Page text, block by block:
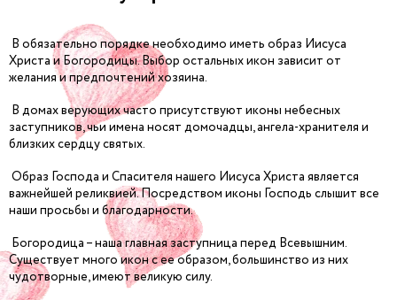
В обязательно порядке необходимо иметь образ Иисуса
Христа и Богородицы. Выбор остальных икон зависит от
желания и предпочтений хозяина.
В домах верующих часто присутствуют иконы небесных
заступников, чьи имена носят домочадцы, ангела-хранителя и
близких сердцу святых.
Образ Господа и Спасителя нашего Иисуса Христа является
важнейшей реликвией. Посредством иконы Господь слышит все
наши просьбы и благодарности.
Богородица – наша главная заступница перед Всевышним.
Существует много икон с ее образом, большинство из них
чудотворные, имеют великую силу.